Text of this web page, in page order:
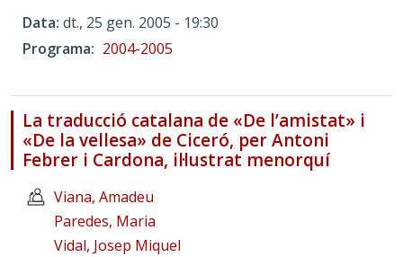
Data dt., 25 gen. 2005 - 19:30
Programa
2004-2005
La traducció catalana de «De l’amistat» i
«De la vellesa» de Ciceró, per Antoni
Febrer i Cardona, il·lustrat menorquí
Viana, Amadeu
Paredes, Maria
Vidal, Josep Miquel